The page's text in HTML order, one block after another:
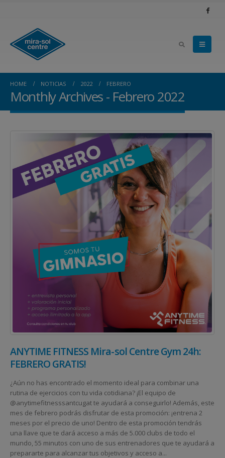
HOME NOTICIAS 2022 FEBRERO
Monthly Archives - Febrero 2022
ANYTIME FITNESS Mira-sol Centre Gym 24h:
FEBRERO GRATIS!
¿Aún no has encontrado el momento ideal para combinar una
rutina de ejercicios con tu vida cotidiana? ¡El equipo de
@anytimefitnesssantcugat te ayudará a conseguirlo! Además, este
mes de febrero podrás disfrutar de esta promoción: ¡entrena 2
meses por el precio de uno! Dentro de esta promoción tendrás
una llave que te dará acceso a más de 5.000 clubs de todo el
mundo, 55 minutos con uno de sus entrenadores que te ayudará a
prepararte para alcanzar tus objetivos y acceso a...